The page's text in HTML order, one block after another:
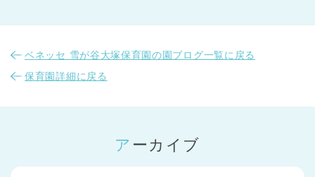
ベネッセ 雪が谷大塚保育園の園ブログ一覧に戻る
保育園詳細に戻る
アーカイブ